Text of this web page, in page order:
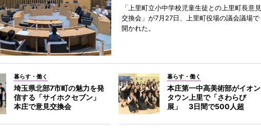
「上里町立小中学校児童生徒との上里町長意見
交換会」が7月27日、上里町役場の議会議場で
開かれた。
暮らす・働く
埼玉県北部7市町の魅力を発
信する「サイホクセブン」
本庄で意見交換会
暮らす・働く
本庄第一中高美術部がイオン
タウン上里で「さわらび
展」 3日間で500人超